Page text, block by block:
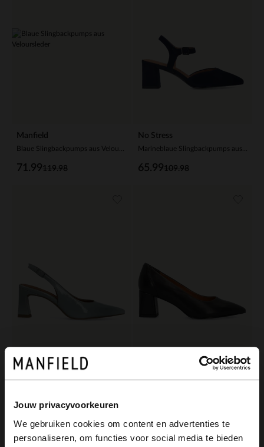
Jouw privacyvoorkeuren
We gebruiken cookies om content en advertenties te
personaliseren, om functies voor social media te bieden
Manfield
119.98
71.99
No Stress
109.98
65.99
No Stress
Blaue Slingbackpumps aus Lackleder Marineblaue Lederpumps